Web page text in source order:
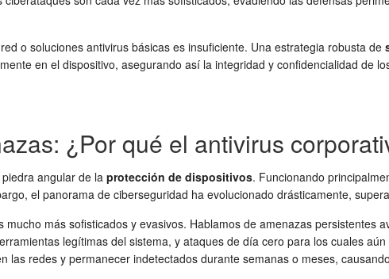
o soluciones antivirus básicas es insuficiente. Una estrategia robusta de
en el dispositivo, asegurando así la integridad y confidencialidad de
¿Por qué el antivirus
angular de laprotección de dispositivos. Funcionando
el panorama de ciberseguridad ha evolucionado drásticamente,
más sofisticados y evasivos. Hablamos de amenazas persistentes
legítimas del sistema, y ataques de día cero para los cuales
las redes y permanecer indetectados durante semanas o meses,